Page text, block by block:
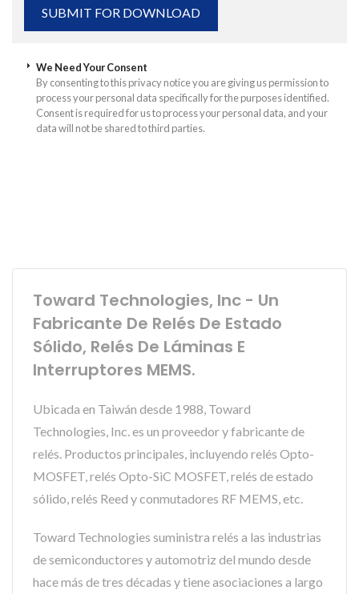
We Need Your Consent
By consenting to this privacy notice you are giving us permission to
process your personal data specifically for the purposes identified.
Consent is required for us to process your personal data, and your
data will not be shared to third parties.
Toward Technologies, Inc - Un
Fabricante De Relés De Estado
Sólido, Relés De Láminas E
Interruptores MEMS.
Ubicada en Taiwán desde 1988, Toward
Technologies, Inc. es un proveedor y fabricante de
relés. Productos principales, incluyendo relés Opto-
MOSFET, relés Opto-SiC MOSFET, relés de estado
sólido, relés Reed y conmutadores RF MEMS, etc.
Toward Technologies suministra relés a las industrias
de semiconductores y automotriz del mundo desde
hace más de tres décadas y tiene asociaciones a largo